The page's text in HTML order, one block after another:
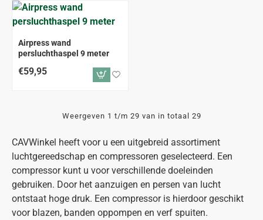
CAVWinkel heeft voor u een uitgebreid assortiment
luchtgereedschap en compressoren geselecteerd. Een
compressor kunt u voor verschillende doeleinden
gebruiken. Door het aanzuigen en persen van lucht
ontstaat hoge druk. Een compressor is hierdoor geschikt
voor blazen, banden oppompen en verf spuiten.
Airpress wand
persluchthaspel 9 meter
€59,95
Weergeven 1 t/m 29 van in totaal 29